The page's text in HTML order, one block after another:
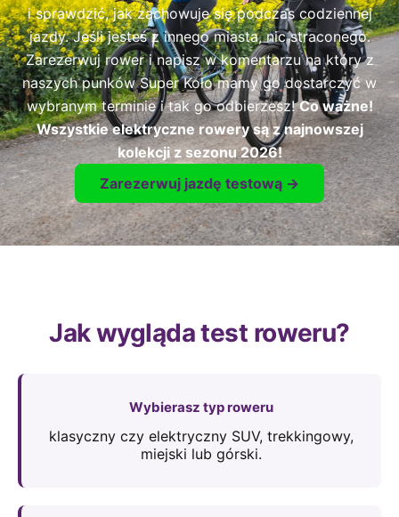
i sprawdzić, jak zachowuje się podczas codziennej
jazdy. Jeśli jesteś z innego miasta, nic straconego.
Zarezerwuj rower i napisz w komentarzu na który z
naszych punków Super Koło mamy go dostarczyć w
wybranym terminie i tak go odbierzesz!Co ważne!
Wszystkie elektryczne rowery są z najnowszej
kolekcji z sezonu 2026!
Zarezerwuj jazdę testową →
Jak wygląda test roweru?
Wybierasz typ roweru
klasyczny czy elektryczny SUV, trekkingowy,
miejski lub górski.